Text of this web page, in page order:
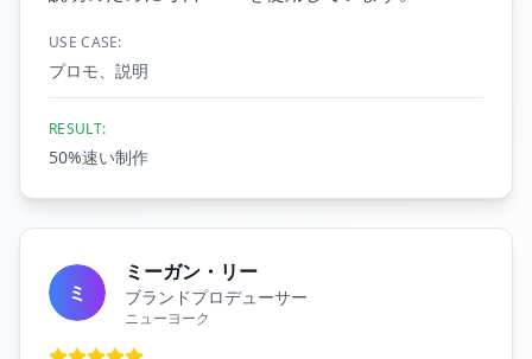
USE CASE:
プロモ、説明
RESULT:
50%速い制作
ミ
ミーガン・リー
ブランドプロデューサー
ニューヨーク